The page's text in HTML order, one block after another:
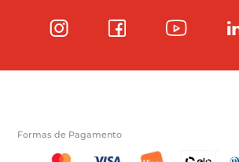
Formas de Pagamento